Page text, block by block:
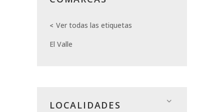
Ver todas las etiquetas
El Valle
LOCALIDADES